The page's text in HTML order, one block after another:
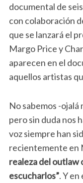
documental de
con colaboración
que se lanzará el
Margo Price y
aparecen en el
aquellos artistas
No sabemos -ojalá
pero sin duda nos
voz siempre han
recientemente en
realeza del outlaw
escucharlos”. Y en